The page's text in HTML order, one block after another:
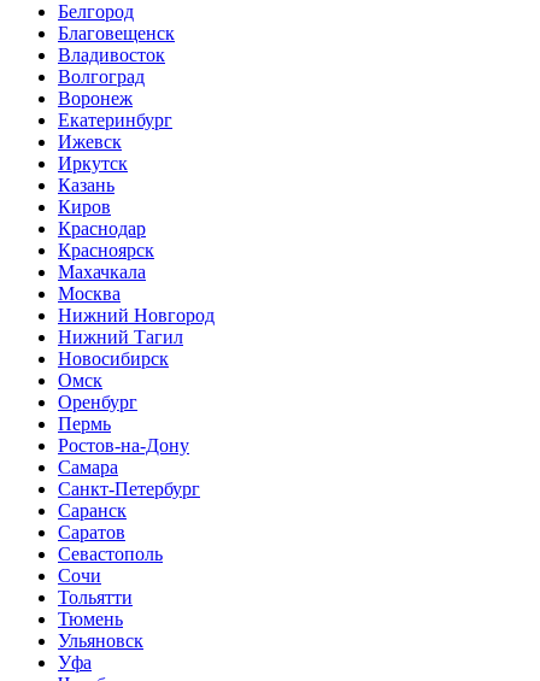
Белгород
Благовещенск
Владивосток
Волгоград
Воронеж
Екатеринбург
Ижевск
Иркутск
Казань
Киров
Краснодар
Красноярск
Махачкала
Москва
Нижний Новгород
Нижний Тагил
Новосибирск
Омск
Оренбург
Пермь
Ростов-на-Дону
Самара
Санкт-Петербург
Саранск
Саратов
Севастополь
Сочи
Тольятти
Тюмень
Ульяновск
Уфа